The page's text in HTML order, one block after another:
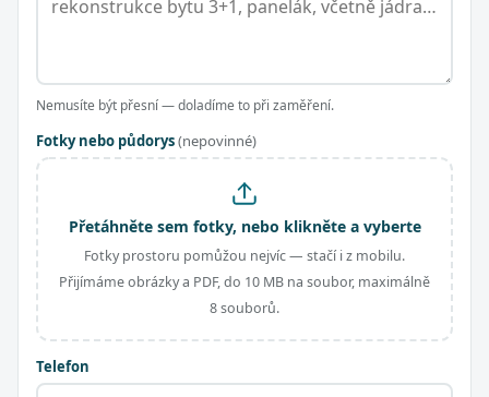
Nemusíte být přesní — doladíme to při zaměření.
Fotky nebo půdorys(nepovinné)
Přetáhněte sem fotky, nebo klikněte a vyberte
Fotky prostoru pomůžou nejvíc — stačí i z mobilu.
Přijímáme obrázky a PDF, do 10 MB na soubor, maximálně
8 souborů.
Telefon